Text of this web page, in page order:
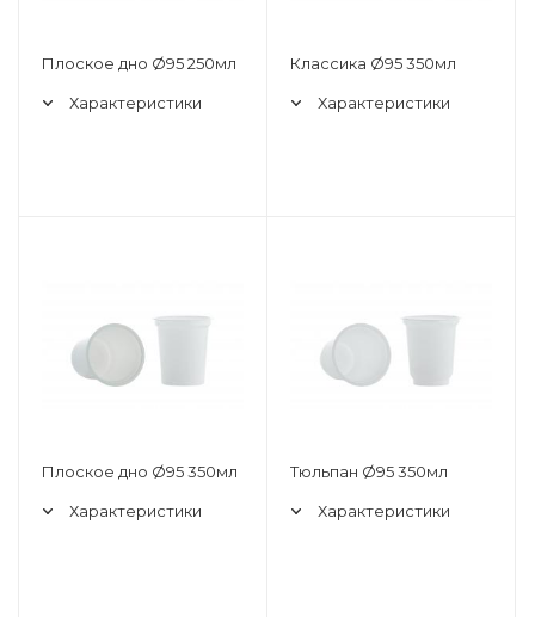
Плоское дно Ø95 250мл
Характеристики
Классика Ø95 350мл
Характеристики
Плоское дно Ø95 350мл
Характеристики
Тюльпан Ø95 350мл
Характеристики